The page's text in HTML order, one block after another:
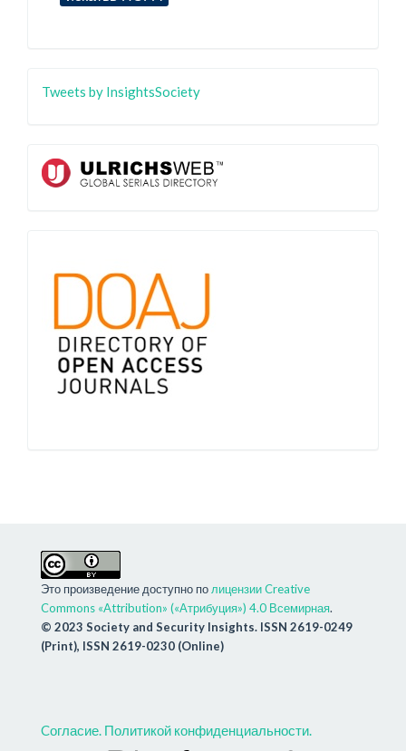
Tweets by InsightsSociety
Это произведение доступно по лицензии Creative
Commons «Attribution» («Атрибуция») 4.0 Всемирная.
© 2023 Society and Security Insights. ISSN 2619-0249
(Print), ISSN 2619-0230 (Online)
Cогласие. Политикой конфиденциальности.